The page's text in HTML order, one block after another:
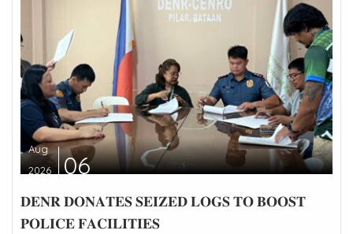
Aug
2026
06
𝐃𝐄𝐍𝐑 𝐃𝐎𝐍𝐀𝐓𝐄𝐒 𝐒𝐄𝐈𝐙𝐄𝐃 𝐋𝐎𝐆𝐒 𝐓𝐎 𝐁𝐎𝐎𝐒𝐓
𝐏𝐎𝐋𝐈𝐂𝐄 𝐅𝐀𝐂𝐈𝐋𝐈𝐓𝐈𝐄𝐒